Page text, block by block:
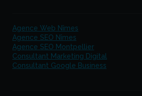
Agence Web Nîmes
Agence SEO Nîmes
Agence SEO Montpellier
Consultant Marketing Digital
Consultant Google Business